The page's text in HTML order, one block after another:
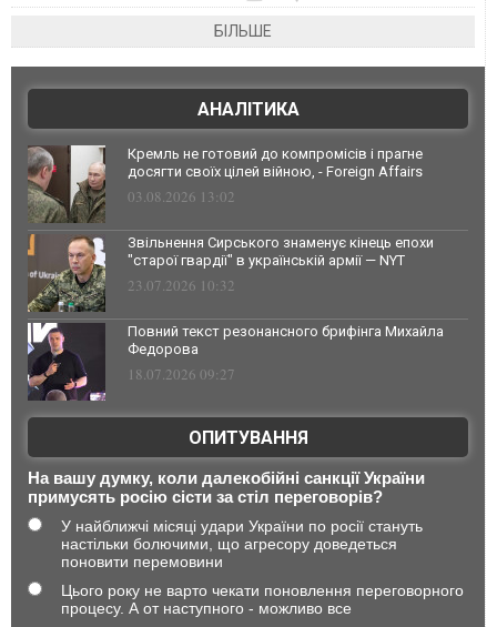
БІЛЬШЕ
АНАЛІТИКА
Кремль не готовий до компромісів і прагне
досягти своїх цілей війною, - Foreign Affairs
03.08.2026 13:02
Звільнення Сирського знаменує кінець епохи
"старої гвардії" в українській армії — NYT
23.07.2026 10:32
Повний текст резонансного брифінга Михайла
Федорова
18.07.2026 09:27
ОПИТУВАННЯ
На вашу думку, коли далекобійні санкції України
примусять росію сісти за стіл переговорів?
У найближчі місяці удари України по росії стануть
настільки болючими, що агресору доведеться
поновити перемовини
Цього року не варто чекати поновлення переговорного
процесу. А от наступного - можливо все